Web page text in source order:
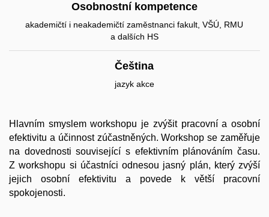
Osobnostní kompetence
akademičtí i neakademičtí zaměstnanci fakult, VŠÚ, RMU
a dalších HS
Čeština
jazyk akce
Hlavním smyslem workshopu je zvýšit pracovní a osobní
efektivitu a účinnost zúčastněných. Workshop se zaměřuje
na dovednosti související s efektivním plánováním času.
Z workshopu si účastníci odnesou jasný plán, který zvýší
jejich osobní efektivitu a povede k větší pracovní
spokojenosti.